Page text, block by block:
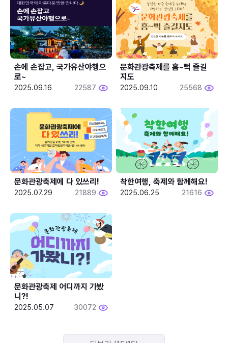
손에 손잡고, 국가유산야행으
로~
2025.09.16 22587
문화관광축제를 흠~뻑 즐길
지도
2025.09.10 25568
문화관광축제에 다 있쓰리!
2025.07.29 21889
착한여행, 축제와 함께해요!
2025.06.25 21616
문화관광축제 어디까지 가봤
니?!
2025.05.07 30072